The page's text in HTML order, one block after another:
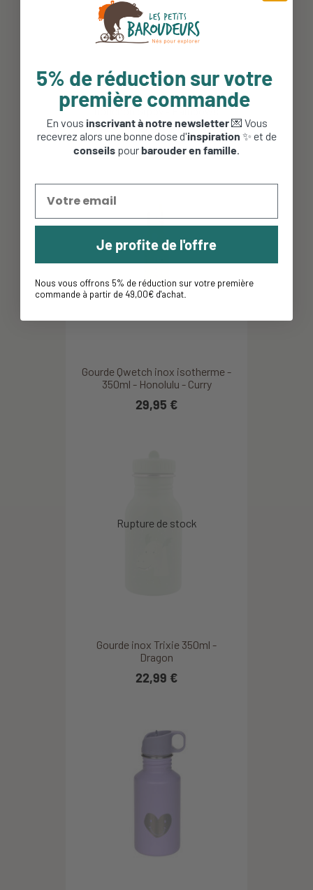
Kid Kanteen 350 ml en Inox -
bouchon Sippy - Rainbows
19,95 €
Gourde Qwetch inox isotherme -
350ml - Honolulu - Curry
29,95 €
Gourde inox Trixie 350ml -
Dragon
22,99 €
5% de réduction sur votre
première commande
En vous inscrivant à notre newsletter💌 Vous
recevrez alors une bonne dose d'inspiration ✨ et de
conseils pourbarouder en famille
Je profite de l'offre
Nous vous offrons 5% de réduction sur votre première
commande à partir de 49,00€ d'achat